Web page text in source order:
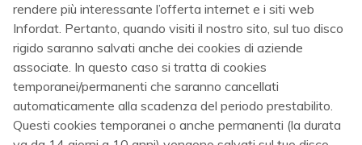
rendere più interessante l’offerta internet e i siti web
Infordat. Pertanto, quando visiti il nostro sito, sul tuo disco
rigido saranno salvati anche dei cookies di aziende
associate. In questo caso si tratta di cookies
temporanei/permanenti che saranno cancellati
automaticamente alla scadenza del periodo prestabilito.
Questi cookies temporanei o anche permanenti (la durata